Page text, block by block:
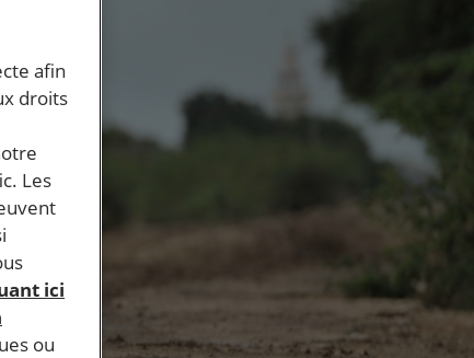
afin
droits
Les
ici
ou